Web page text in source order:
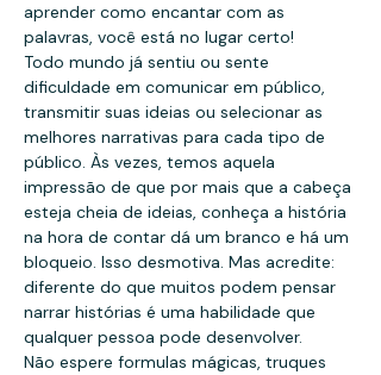
aprender como encantar com as
palavras, você está no lugar certo!
Todo mundo já sentiu ou sente
dificuldade em comunicar em público,
transmitir suas ideias ou selecionar as
melhores narrativas para cada tipo de
público. Às vezes, temos aquela
impressão de que por mais que a cabeça
esteja cheia de ideias, conheça a história
na hora de contar dá um branco e há um
bloqueio. Isso desmotiva. Mas acredite:
diferente do que muitos podem pensar
narrar histórias é uma habilidade que
qualquer pessoa pode desenvolver.
Não espere formulas mágicas, truques